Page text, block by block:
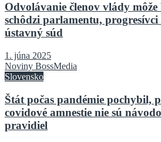
Odvolávanie členov vlády
schôdzi parlamentu,
ústavný súd
1. júna 2025
Noviny BossMedia
Slovensko
Štát počas pandémie pochybil,
covidové amnestie nie sú
pravidiel